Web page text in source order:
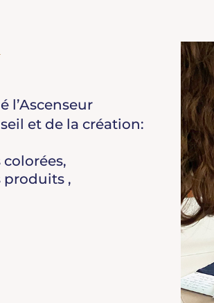
l’Ascenseur
et de la création:
produits ,